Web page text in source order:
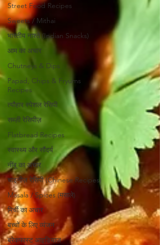
Street Food Recipes
Sweets / Mithai
भारतीय नाश्ते (Indian Snacks)
आम का अचार
Chutneys & Dips
Papad, Chips & Fryums
Recipes
त्यौहार स्पेशल रेसिपी
सब्ज़ी रेसिपीज़
Flatbread Recipes
स्वास्थ्य और सौंदर्य
नींबू का अचार
चाइनीज़ रेसिपी (Chinese Recipes)
Masala / Spices (मसाले)
मिर्ची का अचार
बच्चों के लिए व्यंजन
ब्रेकफास्ट आइडियाज